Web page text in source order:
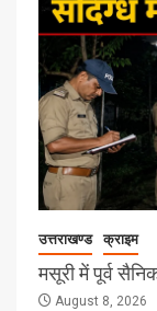
उत्तराखण्ड क्राइम
मसूरी में पूर्व
August 8, 2026